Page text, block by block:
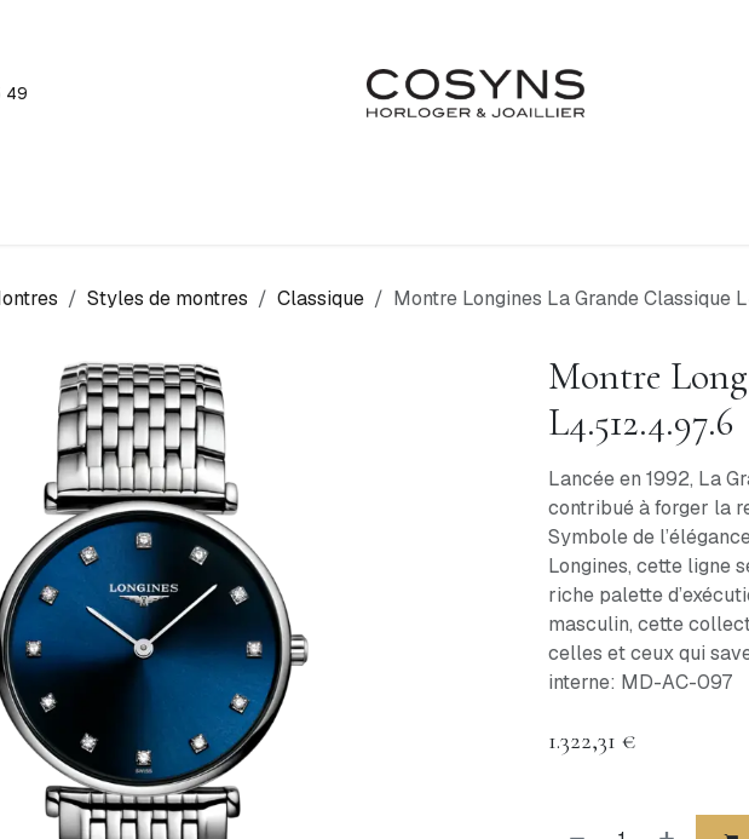
49
Styles de montres Classique Montre Longines La Grande Classique
Montre
L4.512.4.97.6
Lancée en 1992, La
contribué à forger la
Symbole de
Longines, cette ligne
riche palette
masculin, cette
celles et ceux qui
interne: MD-AC-097
1.322,31 €